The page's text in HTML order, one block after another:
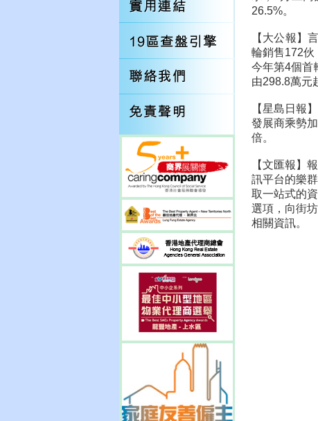
26.5%。
【大公報】
輪銷售172伙
今年第4個首
由298.8萬元
【星島日報
發展商乘勢
倍。
【文匯報】
訊平台的樂
取一站式的
選項，向街
相關資訊。